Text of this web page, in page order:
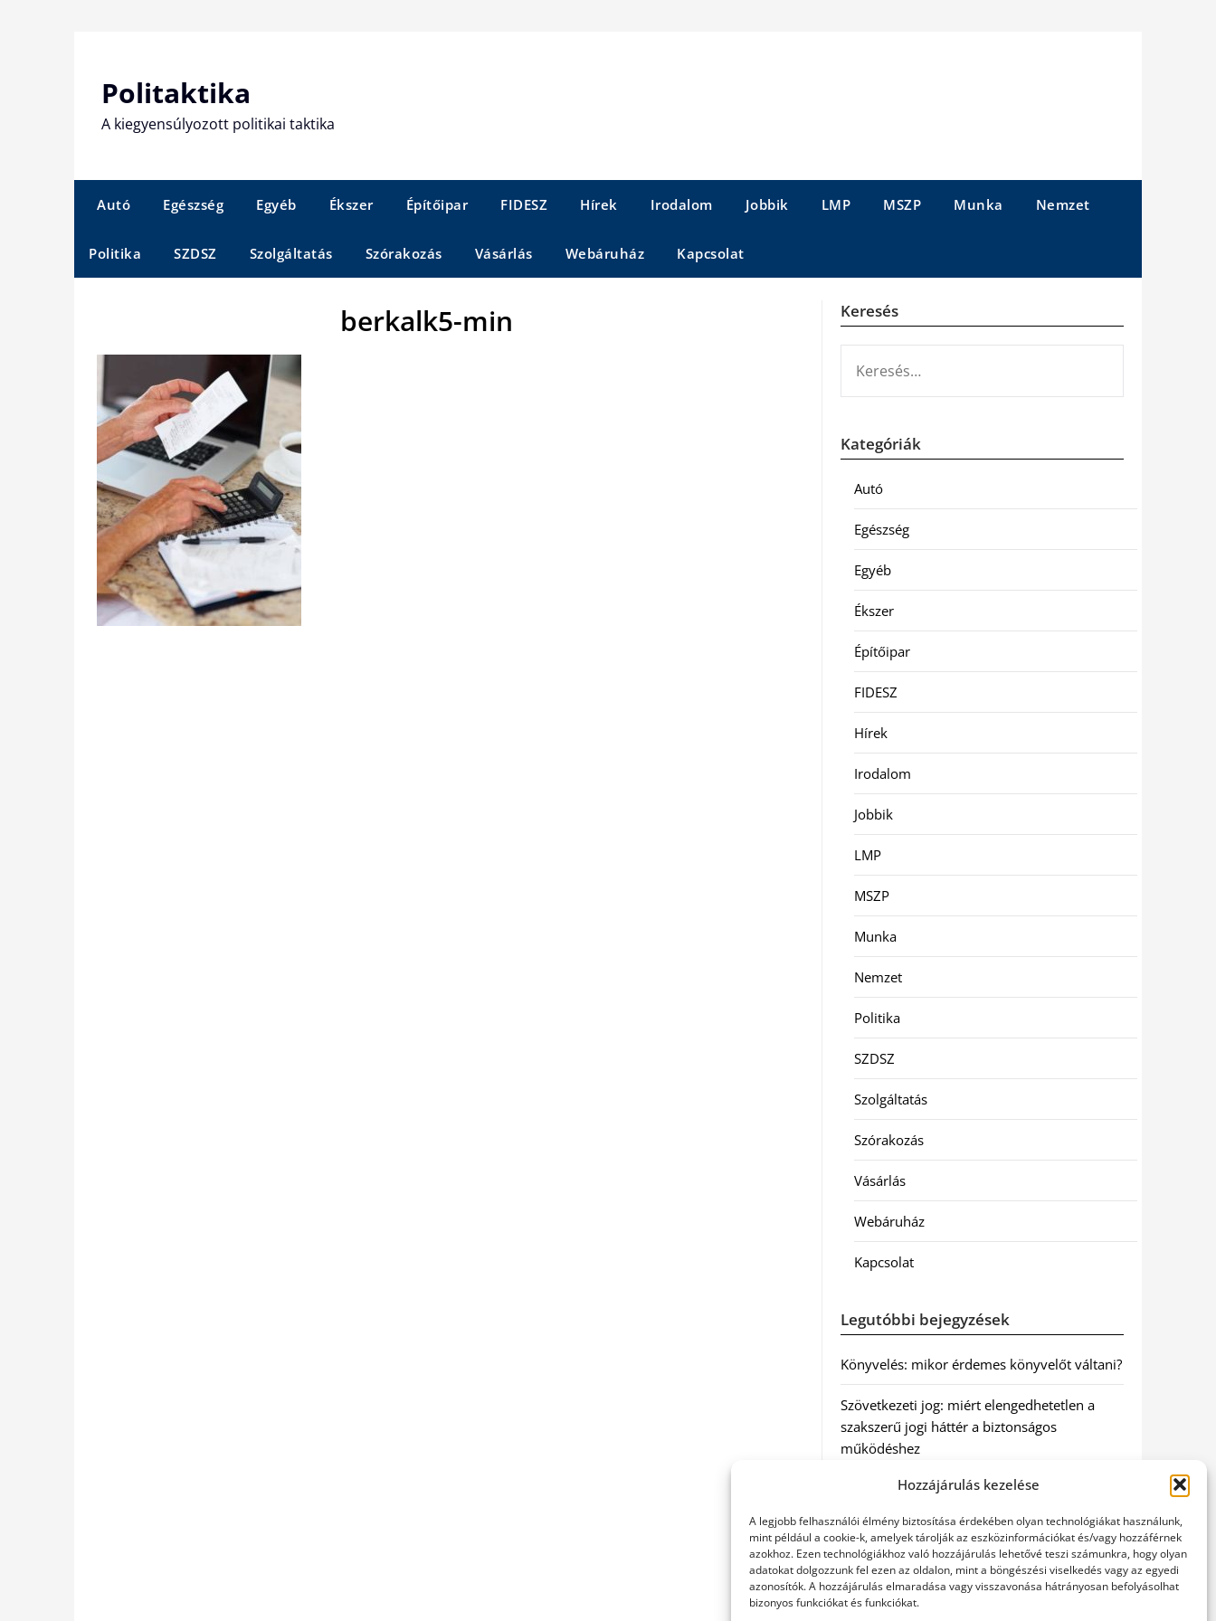
Hozzájárulás kezelése
A legjobb felhasználói élmény biztosítása érdekében olyan technológiákat használunk,
mint például a cookie-k, amelyek tárolják az eszközinformációkat és/vagy hozzáférnek
azokhoz. Ezen technológiákhoz való hozzájárulás lehetővé teszi számunkra, hogy olyan
adatokat dolgozzunk fel ezen az oldalon, mint a böngészési viselkedés vagy az egyedi
azonosítók. A hozzájárulás elmaradása vagy visszavonása hátrányosan befolyásolhat
bizonyos funkciókat és funkciókat.
Politaktika
A kiegyensúlyozott politikai taktika
Autó Egészség Egyéb Ékszer Építőipar FIDESZ Hírek Irodalom Jobbik LMP MSZP Munka Nemzet
Politika SZDSZ Szolgáltatás Szórakozás Vásárlás Webáruház Kapcsolat
berkalk5-min Keresés
Kategóriák
Autó
Egészség
Egyéb
Ékszer
Építőipar
FIDESZ
Hírek
Irodalom
Jobbik
LMP
MSZP
Munka
Nemzet
Politika
SZDSZ
Szolgáltatás
Szórakozás
Vásárlás
Webáruház
Kapcsolat
Legutóbbi bejegyzések
Könyvelés: mikor érdemes könyvelőt váltani?
Szövetkezeti jog: miért elengedhetetlen a
szakszerű jogi háttér a biztonságos
működéshez
Munkajogi ügyvéd: miért nem érdemes várni
Tüll anyag: elegancia és sokoldalúság a
Szakatex kínálatában